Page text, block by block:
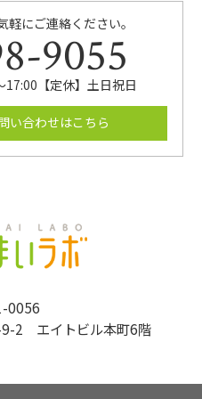
軽にご連絡ください。
9055
17:00【定休】土日祝日
い合わせはこちら
0056
9-2 エイトビル本町6階